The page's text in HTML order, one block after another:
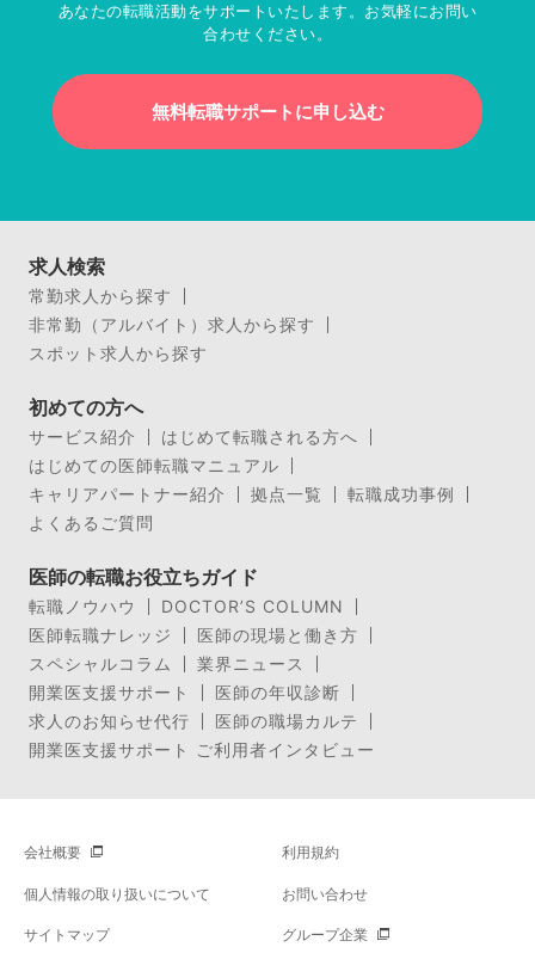
あなたの転職活動をサポートいたします。お気軽にお問い
合わせください。
無料転職サポートに申し込む
求人検索
常勤求人から探す
非常勤（アルバイト）求人から探す
スポット求人から探す
初めての方へ
サービス紹介
はじめて転職される方へ
はじめての医師転職マニュアル
キャリアパートナー紹介
拠点一覧
転職成功事例
よくあるご質問
医師の転職お役立ちガイド
転職ノウハウ
DOCTOR’S COLUMN
医師転職ナレッジ
医師の現場と働き方
スペシャルコラム
業界ニュース
開業医支援サポート
医師の年収診断
求人のお知らせ代行
医師の職場カルテ
開業医支援サポート ご利用者インタビュー
会社概要 利用規約
個人情報の取り扱いについて お問い合わせ
サイトマップ グループ企業